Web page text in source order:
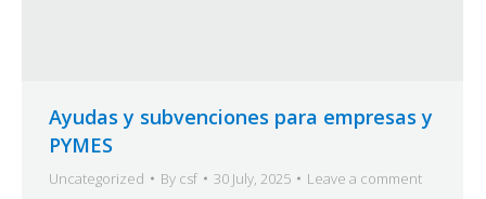
Ayudas y subvenciones para empresas y
PYMES
Uncategorized By csf 30 July, 2025 Leave a comment